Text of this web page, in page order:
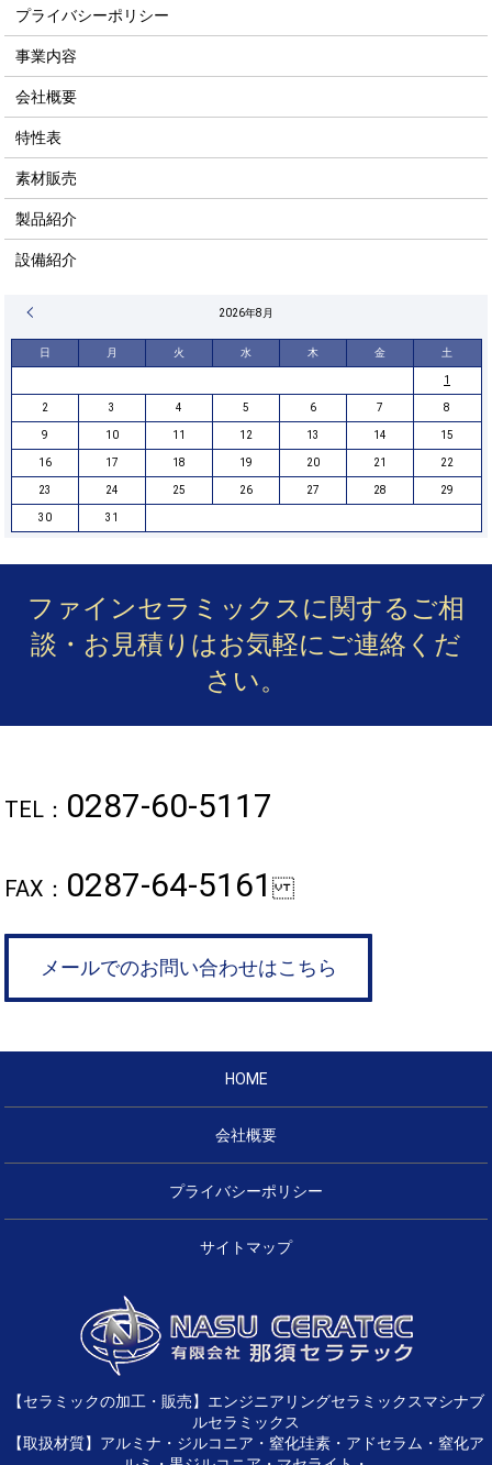
プライバシーポリシー
事業内容
会社概要
特性表
素材販売
製品紹介
設備紹介
2026年8月
日 月 火 水 木 金 土
1
2 3 4 5 6 7 8
9 10 11 12 13 14 15
16 17 18 19 20 21 22
23 24 25 26 27 28 29
30 31
ファインセラミックスに関するご相
談・お見積りはお気軽にご連絡くだ
さい。
TEL： 0287-60-5117
FAX： 0287-64-5161
メールでのお問い合わせはこちら
HOME
会社概要
プライバシーポリシー
サイトマップ
【セラミックの加工・販売】エンジニアリングセラミックスマシナブ
ルセラミックス
【取扱材質】アルミナ・ジルコニア・窒化珪素・アドセラム・窒化ア